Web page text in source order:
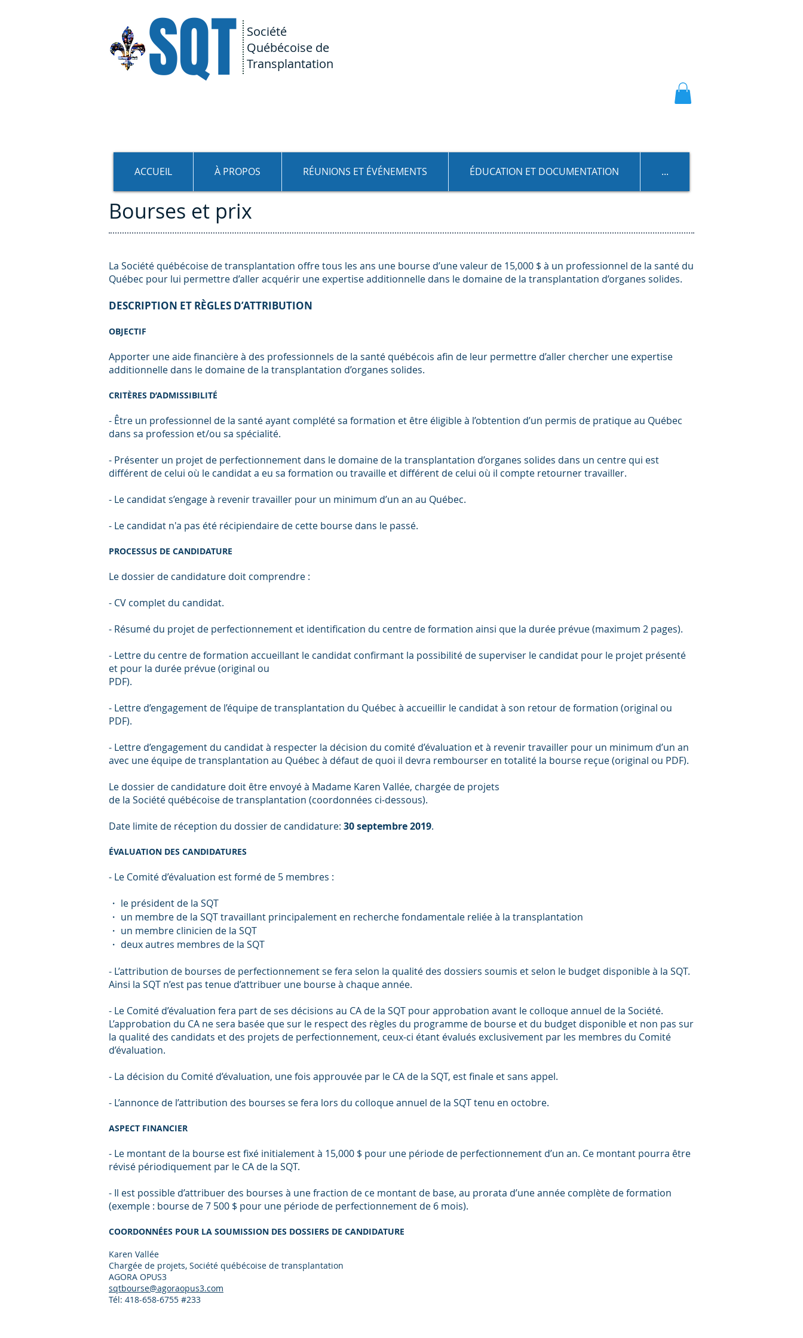
SQT
Société
Québécoise de
Transplantation
ACCUEIL À PROPOS RÉUNIONS ET ÉVÉNEMENTS ÉDUCATION ET DOCUMENTATION ...
Bourses et prix
La Société québécoise de transplantation offre tous les ans une bourse d’une valeur de 15,000 $ à un professionnel de la santé du
Québec pour lui permettre d’aller acquérir une expertise additionnelle dans le domaine de la transplantation d’organes solides.
DESCRIPTION ET RÈGLES D’ATTRIBUTION
OBJECTIF
Apporter une aide financière à des professionnels de la santé québécois afin de leur permettre d’aller chercher une expertise
additionnelle dans le domaine de la transplantation d’organes solides.
CRITÈRES D’ADMISSIBILITÉ
- Être un professionnel de la santé ayant complété sa formation et être éligible à l’obtention d’un permis de pratique au Québec
dans sa profession et/ou sa spécialité.
- Présenter un projet de perfectionnement dans le domaine de la transplantation d’organes solides dans un centre qui est
différent de celui où le candidat a eu sa formation ou travaille et différent de celui où il compte retourner travailler.
- Le candidat s’engage à revenir travailler pour un minimum d’un an au Québec.
- Le candidat n'a pas été récipiendaire de cette bourse dans le passé.
PROCESSUS DE CANDIDATURE
Le dossier de candidature doit comprendre :
- CV complet du candidat.
- Résumé du projet de perfectionnement et identification du centre de formation ainsi que la durée prévue (maximum 2 pages).
- Lettre du centre de formation accueillant le candidat confirmant la possibilité de superviser le candidat pour le projet présenté
et pour la durée prévue (original ou
PDF).
- Lettre d’engagement de l’équipe de transplantation du Québec à accueillir le candidat à son retour de formation (original ou
PDF).
- Lettre d’engagement du candidat à respecter la décision du comité d’évaluation et à revenir travailler pour un minimum d’un an
avec une équipe de transplantation au Québec à défaut de quoi il devra rembourser en totalité la bourse reçue (original ou PDF).
Le dossier de candidature doit être envoyé à Madame Karen Vallée, chargée de projets
de la Société québécoise de transplantation (coordonnées ci-dessous).
Date limite de réception du dossier de candidature: 30 septembre 2019.
ÉVALUATION DES CANDIDATURES
- Le Comité d’évaluation est formé de 5 membres :
・ le président de la SQT
・ un membre de la SQT travaillant principalement en recherche fondamentale reliée à la transplantation
・ un membre clinicien de la SQT
・ deux autres membres de la SQT
- L’attribution de bourses de perfectionnement se fera selon la qualité des dossiers soumis et selon le budget disponible à la SQT.
Ainsi la SQT n’est pas tenue d’attribuer une bourse à chaque année.
- Le Comité d’évaluation fera part de ses décisions au CA de la SQT pour approbation avant le colloque annuel de la Société.
L’approbation du CA ne sera basée que sur le respect des règles du programme de bourse et du budget disponible et non pas sur
la qualité des candidats et des projets de perfectionnement, ceux-ci étant évalués exclusivement par les membres du Comité
d’évaluation.
- La décision du Comité d’évaluation, une fois approuvée par le CA de la SQT, est finale et sans appel.
- L’annonce de l’attribution des bourses se fera lors du colloque annuel de la SQT tenu en octobre.
ASPECT FINANCIER
- Le montant de la bourse est fixé initialement à 15,000 $ pour une période de perfectionnement d’un an. Ce montant pourra être
révisé périodiquement par le CA de la SQT.
- Il est possible d’attribuer des bourses à une fraction de ce montant de base, au prorata d’une année complète de formation
(exemple : bourse de 7 500 $ pour une période de perfectionnement de 6 mois).
COORDONNÉES POUR LA SOUMISSION DES DOSSIERS DE CANDIDATURE
Karen Vallée
Chargée de projets, Société québécoise de transplantation
AGORA OPUS3
sqtbourse@agoraopus3.com
Tél: 418-658-6755 #233